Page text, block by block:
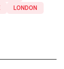
LONDON